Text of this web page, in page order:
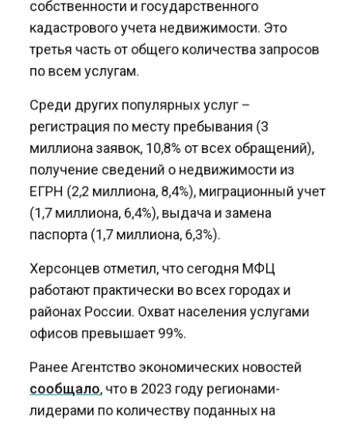
кадастрового учета недвижимости. Это
третья часть от общего количества запросов
по всем услугам.
Среди других популярных услуг –
регистрация по месту пребывания (3
миллиона заявок, 10,8% от всех обращений),
получение сведений о недвижимости из
ЕГРН (2,2 миллиона, 8,4%), миграционный учет
(1,7 миллиона, 6,4%), выдача и замена
паспорта (1,7 миллиона, 6,3%).
Херсонцев отметил, что сегодня МФЦ
работают практически во всех городах и
районах России. Охват населения услугами
офисов превышает 99%.
Ранее Агентство экономических новостей
сообщало, что в 2023 году регионами-
лидерами по количеству поданных на